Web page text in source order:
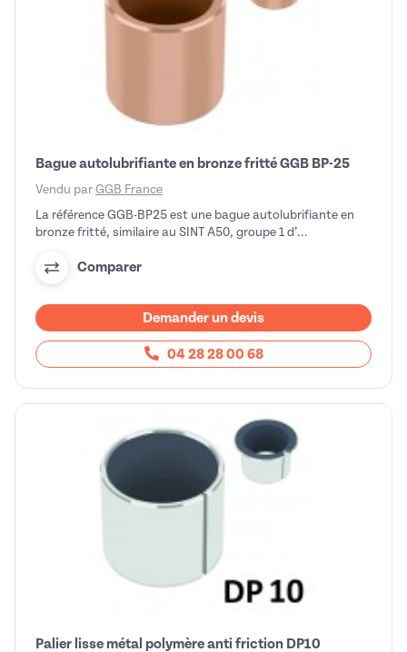
Bague autolubrifiante en bronze fritté GGB BP-25
Vendu par GGB France
La référence GGB-BP25 est une bague autolubrifiante en
bronze fritté, similaire au SINT A50, groupe 1 d’...
Comparer
Demander un devis
04 28 28 00 68
Palier lisse métal polymère anti friction DP10